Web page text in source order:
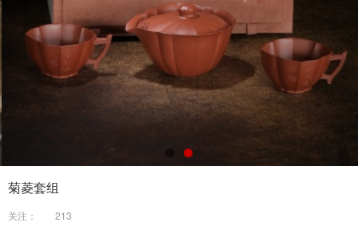
菊菱套组
关注：
213